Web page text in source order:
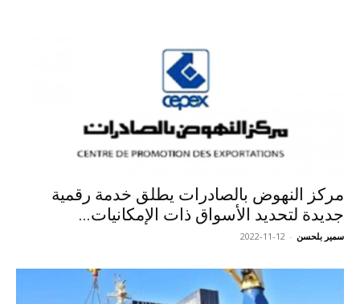
مركز النهوض بالصادرات يطلق خدمة رقمية
جديدة لتحديد الأسواق ذات الإمكانيات...
سمير بلحسن -
2022-11-12